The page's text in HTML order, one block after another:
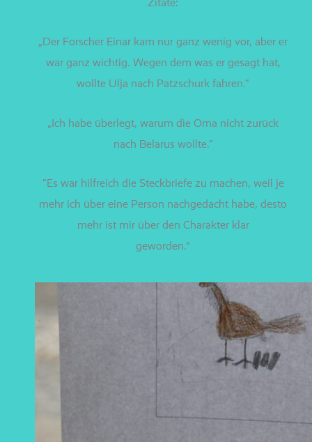
Zitate:
„Der Forscher Einar kam nur ganz wenig vor, aber er
war ganz wich­tig. Wegen dem was er gesagt hat,
woll­te Ulja nach Patzschurk fahren.“
„Ich habe über­legt, war­um die Oma nicht zurück
nach Belarus wollte.“
“Es war hilf­reich die Steckbriefe zu machen, weil je
mehr ich über eine Person nach­ge­dacht habe, des­to
mehr ist mir über den Charakter klar
geworden.”